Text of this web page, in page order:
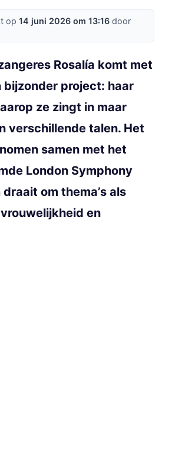
op 14 juni 2026 om 13:16 door
Rosalía komt met
bijzonder project: haar
ze zingt in maar
verschillende talen. Het
samen met het
London Symphony
om thema’s als
en